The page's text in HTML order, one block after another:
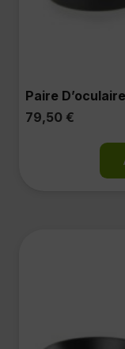
Paire
79,50 €